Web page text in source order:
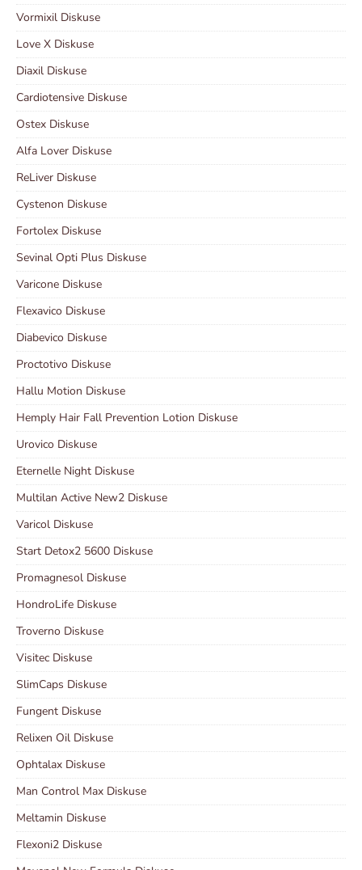
Vormixil Diskuse
Love X Diskuse
Diaxil Diskuse
Cardiotensive Diskuse
Ostex Diskuse
Alfa Lover Diskuse
ReLiver Diskuse
Cystenon Diskuse
Fortolex Diskuse
Sevinal Opti Plus Diskuse
Varicone Diskuse
Flexavico Diskuse
Diabevico Diskuse
Proctotivo Diskuse
Hallu Motion Diskuse
Hemply Hair Fall Prevention Lotion Diskuse
Urovico Diskuse
Eternelle Night Diskuse
Multilan Active New2 Diskuse
Varicol Diskuse
Start Detox2 5600 Diskuse
Promagnesol Diskuse
HondroLife Diskuse
Troverno Diskuse
Visitec Diskuse
SlimCaps Diskuse
Fungent Diskuse
Relixen Oil Diskuse
Ophtalax Diskuse
Man Control Max Diskuse
Meltamin Diskuse
Flexoni2 Diskuse